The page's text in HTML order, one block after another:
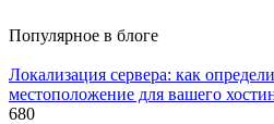
Популярное в блоге
Локализация сервера: как
местоположение для вашего
680